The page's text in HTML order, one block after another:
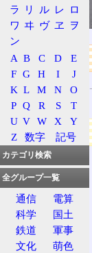
リンク
関連する用語
広告
ラ
リ ル レ ロ
ワ ヰ ヴ ヱ
ヲ
ン
A B C D
E
F G H I
J
K L M N
O
P Q R S
T
U V W X
Y
Z
数字 記号
カテゴリ検索
全グループ一覧
通信
電算
科学
国土
鉄道
軍事
文化
萌色